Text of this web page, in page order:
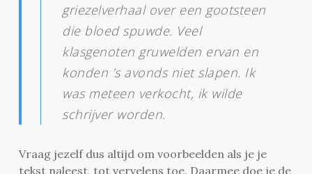
griezelverhaal over een gootsteen
die bloed spuwde. Veel
klasgenoten gruwelden ervan en
konden ’s avonds niet slapen. Ik
was meteen verkocht, ik wilde
schrijver worden.
Vraag jezelf dus altijd om voorbeelden als je je
tekst naleest, tot vervelens toe. Daarmee doe je de